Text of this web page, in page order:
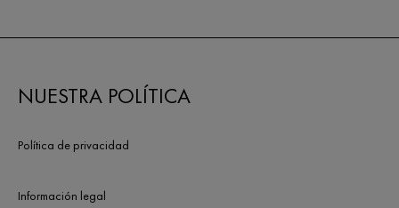
NUESTRA POLÍTICA
Política de privacidad
Información legal